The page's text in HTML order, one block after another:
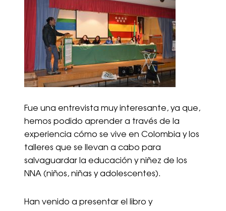
Fue una entrevista muy interesante, ya que,
hemos podido aprender a través de la
experiencia cómo se vive en Colombia y los
talleres que se llevan a cabo para
salvaguardar la educación y niñez de los
NNA (niños, niñas y adolescentes).
Han venido a presentar el libro y